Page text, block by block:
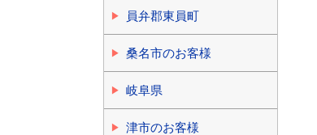
員弁郡東員町
桑名市のお客様
岐阜県
津市のお客様